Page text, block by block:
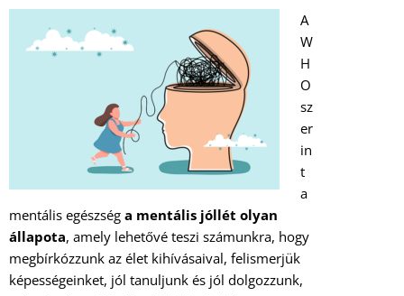
A
W
H
O
sz
er
in
t
a
mentális egészség a mentális jóllét olyan
állapota, amely lehetővé teszi számunkra, hogy
megbírkózzunk az élet kihívásaival, felismerjük
képességeinket, jól tanuljunk és jól dolgozzunk,